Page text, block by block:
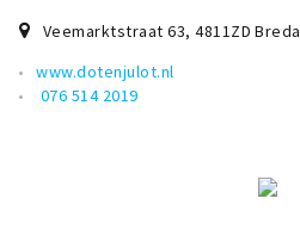
Studentenroutes
Natuurgebieden
Party pics
Veemarktstraat 63,4811ZD Breda
www.dotenjulot.nl
076 514 2019